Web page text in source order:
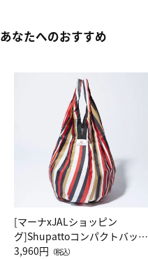
あなたへのおすすめ
[マーナxJALショッピン
グ]Shupattoコンパクトバッグ
Drop JAL客室乗務員（LC）ス
3,960円 （税込）